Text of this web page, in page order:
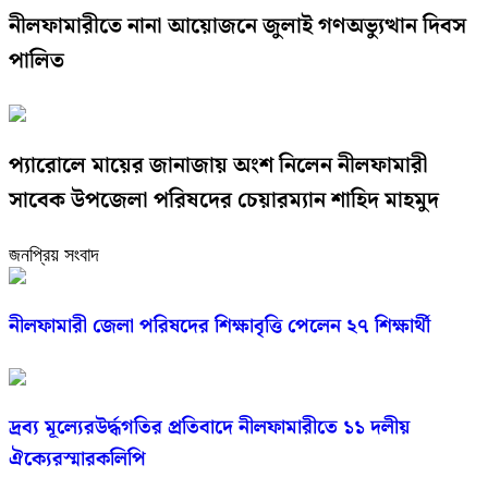
নীলফামারীতে নানা আয়োজনে জুলাই গণঅভ্যুত্থান দিবস
পালিত
প্যারোলে মায়ের জানাজায় অংশ নিলেন নীলফামারী
সাবেক উপজেলা পরিষদের চেয়ারম্যান শাহিদ মাহমুদ
জনপ্রিয় সংবাদ
নীলফামারী জেলা পরিষদের শিক্ষাবৃত্তি পেলেন ২৭ শিক্ষার্থী
দ্রব্য মূল্যেরউর্দ্ধগতির প্রতিবাদে নীলফামারীতে ১১ দলীয়
ঐক্যেরস্মারকলিপি